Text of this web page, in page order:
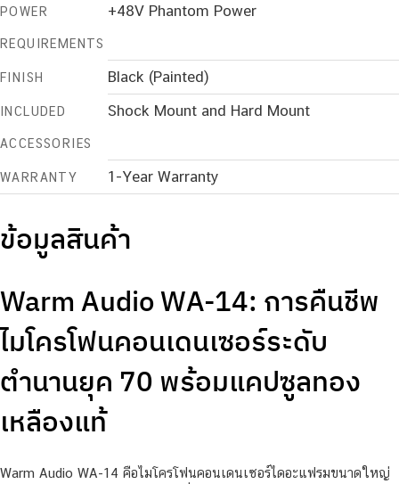
POWER
REQUIREMENTS
+48V Phantom Power
FINISH Black (Painted)
INCLUDED
ACCESSORIES
Shock Mount and Hard Mount
WARRANTY 1-Year Warranty
ข้อมูลสินค้า
Warm Audio WA-14: การคืนชีพ
ไมโครโฟนคอนเดนเซอร์ระดับ
ตำนานยุค 70 พร้อมแคปซูลทอง
เหลืองแท้
Warm Audio WA-14 คือไมโครโฟนคอนเดนเซอร์ไดอะแฟรมขนาดใหญ่